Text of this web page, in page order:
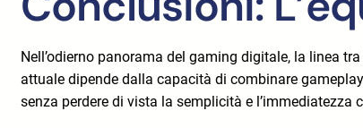
Nell’odierno panorama del gaming digitale, la linea
attuale dipende dalla capacità di combinare
senza perdere di vista la semplicità e